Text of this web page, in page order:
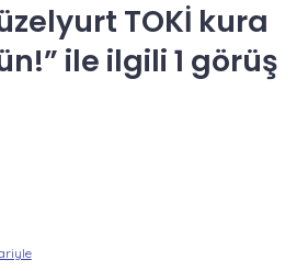
TOKİ kura
” ile ilgili 1 görüş